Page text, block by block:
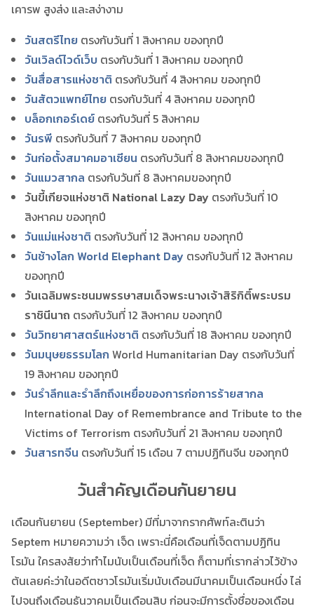
เคารพ สูงส่ง และสง่างาม
วันสตรีไทย ตรงกับวันที่ 1 สิงหาคม ของทุกปี
วันเวิลด์ไวด์เว็บ ตรงกับวันที่ 1 สิงหาคม ของทุกปี
วันสื่อสารแห่งชาติ ตรงกับวันที่ 4 สิงหาคม ของทุกปี
วันสัตวแพทย์ไทย ตรงกับวันที่ 4 สิงหาคม ของทุกปี
บล็อกเกอร์เดย์ ตรงกับวันที่ 5 สิงหาคม
วันรพี ตรงกับวันที่ 7 สิงหาคม ของทุกปี
วันก่อตั้งสมาคมอาเซียน ตรงกับวันที่ 8 สิงหาคมของทุกปี
วันแมวสากล ตรงกับวันที่ 8 สิงหาคมของทุกปี
วันขี้เกียจแห่งชาติ National Lazy Day ตรงกับวันที่ 10
สิงหาคม ของทุกปี
วันแม่แห่งชาติ ตรงกับวันที่ 12 สิงหาคม ของทุกปี
วันช้างโลก World Elephant Day ตรงกับวันที่ 12 สิงหาคม
ของทุกปี
วันเฉลิมพระชนมพรรษาสมเด็จพระนางเจ้าสิริกิติ์พระบรม
ราชินีนาถ ตรงกับวันที่ 12 สิงหาคม ของทุกปี
วันวิทยาศาสตร์แห่งชาติ ตรงกับวันที่ 18 สิงหาคม ของทุกปี
วันมนุษยธรรมโลก World Humanitarian Day ตรงกับวันที่
19 สิงหาคม ของทุกปี
วันรำลึกและรำลึกถึงเหยื่อของการก่อการร้ายสากล
International Day of Remembrance and Tribute to the
Victims of Terrorism ตรงกับวันที่ 21 สิงหาคม ของทุกปี
วันสารทจีน ตรงกับวันที่ 15 เดือน 7 ตามปฏิทินจีน ของทุกปี
วันสำคัญเดือนกันยายน
เดือนกันยายน (September) มีที่มาจากรากศัพท์ละตินว่า
Septem หมายความว่า เจ็ด เพราะนี่คือเดือนที่เจ็ดตามปฏิทิน
โรมัน ใครสงสัยว่าทำไมนับเป็นเดือนที่เจ็ด ก็ตามที่เรากล่าวไว้ข้าง
ต้นเลยค่ะว่าในอดีตชาวโรมันเริ่มนับเดือนมีนาคมเป็นเดือนหนึ่ง ไล่
ไปจนถึงเดือนธันวาคมเป็นเดือนสิบ ก่อนจะมีการตั้งชื่อของเดือน